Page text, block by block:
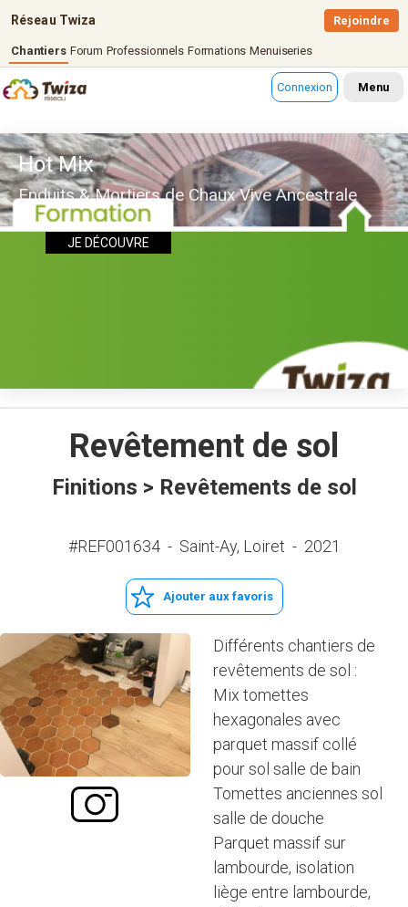
Réseau Twiza
Chantiers Forum Professionnels Formations Menuiseries
Rejoindre
Connexion Menu
Hot Mix
Enduits & Mortiers de Chaux Vive Ancestrale
JE DÉCOUVRE
Revêtement de sol
Finitions > Revêtements de sol
#REF001634- Saint-Ay, Loiret - 2021
Ajouter aux favoris
Différents chantiers de
revêtements de sol :
Mix tomettes
hexagonales avec
parquet massif collé
pour sol salle de bain
Tomettes anciennes sol
salle de douche
Parquet massif sur
lambourde, isolation
liège entre lambourde,